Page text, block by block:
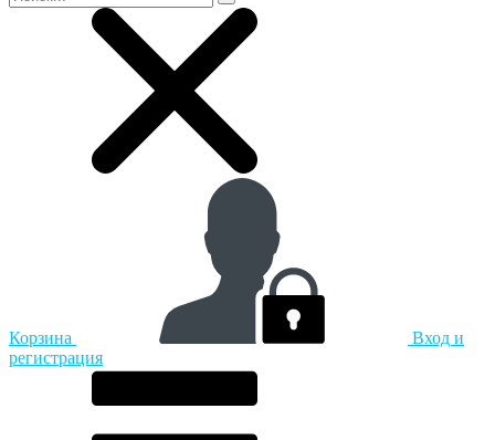
Корзина
Вход и
регистрация